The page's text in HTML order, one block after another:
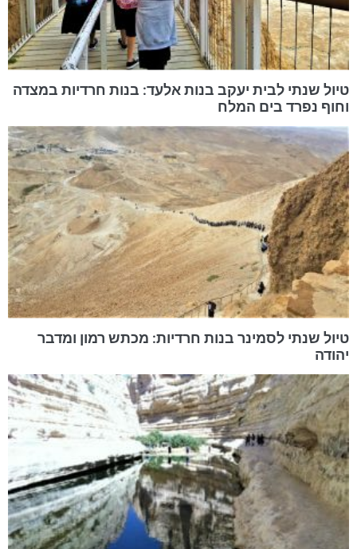
טיול שנתי לבית יעקב בנות אלעד: בנות חרדיות במצדה
וחוף נפרד בים המלח
טיול שנתי לסמינר בנות חרדיות: מכתש רמון ומדבר
יהודה